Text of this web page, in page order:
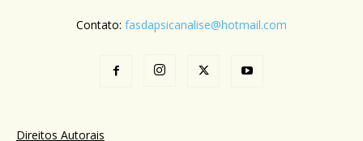
Contato: fasdapsicanalise@hotmail.com
Direitos Autorais